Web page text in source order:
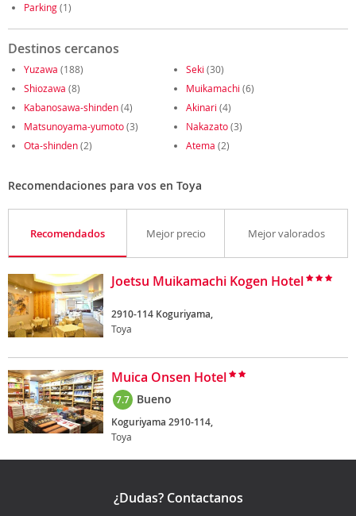
Parking(1)
Destinos cercanos
Yuzawa (188) Seki (30)
Shiozawa (8) Muikamachi (6)
Kabanosawa-shinden(4) Akinari (4)
Matsunoyama-yumoto(3) Nakazato(3)
Ota-shinden(2) Atema (2)
Recomendaciones para vos en Toya
Recomendados Mejor precio Mejor valorados
Joetsu Muikamachi Kogen Hotel
2910-114 Koguriyama,
Toya
Muica Onsen Hotel
7.7 Bueno
Koguriyama 2910-114,
Toya
¿Dudas? Contactanos